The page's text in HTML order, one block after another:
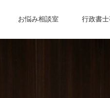
お悩み相談室 行政書